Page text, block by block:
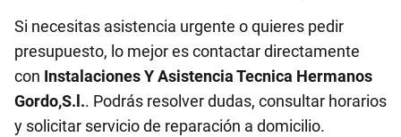
Si necesitas asistencia urgente o quieres pedir
presupuesto, lo mejor es contactar directamente
con Instalaciones Y Asistencia Tecnica Hermanos
Gordo,S.l.. Podrás resolver dudas, consultar horarios
y solicitar servicio de reparación a domicilio.